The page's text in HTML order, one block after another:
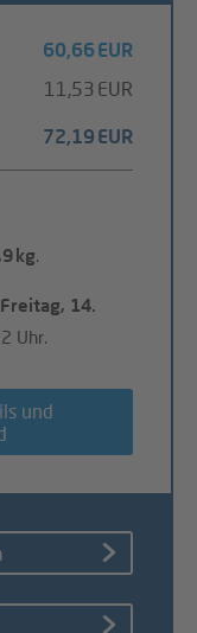
60,66 EUR
11,53 EUR
72,19 EUR
kg.
Freitag, 14.
Uhr.
und